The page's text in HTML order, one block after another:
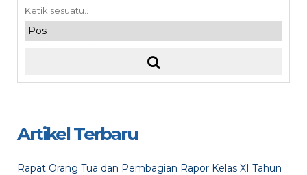
Artikel Terbaru
Rapat Orang Tua dan Pembagian Rapor Kelas XI Tahun